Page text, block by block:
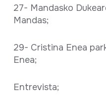
27- Mandasko
Mandas;
29- Cristina Enea
Enea;
Entrevista;